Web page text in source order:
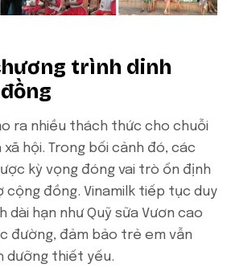
trình dinh
ra nhiều thách thức cho chuỗi
xã hội. Trong bối cảnh đó, các
kỳ vọng đóng vai trò ổn định
đồng. Vinamilk tiếp tục duy
hạn như Quỹ sữa Vươn cao
đường, đảm bảo trẻ em vẫn
dưỡng thiết yếu.